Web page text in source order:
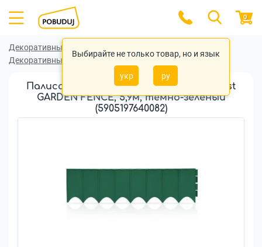
Выбирайте не только товар, но и язык
укр ру
0
Декоративный заборчик
Декоративный заборчик Prosperplast
Палисадник декоративный Prosperplast
GARDEN FENCE, 5,9м, темно-зеленый
(5905197640082)